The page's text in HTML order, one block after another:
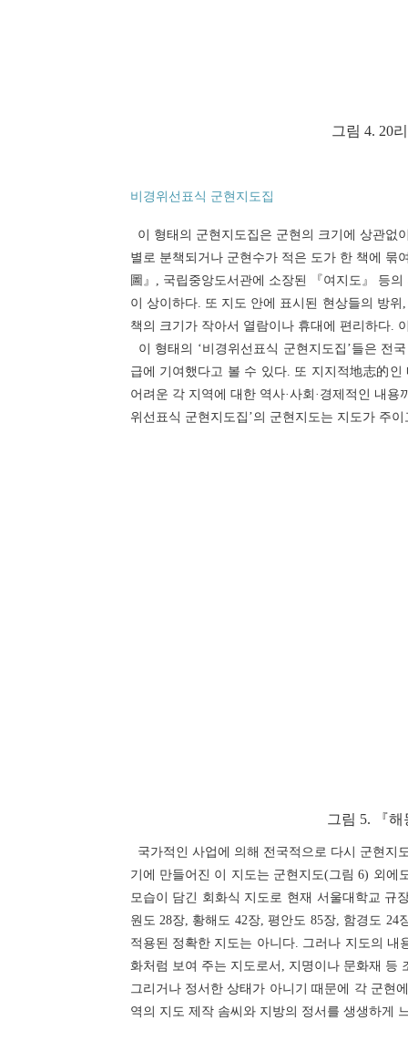
그림 4. 20
비경위선표식 군현지도집
이 형태의 군현지도집은 군현의 크기에 상관없
별로 분책되거나 군현수가 적은 도가 한 책에 묶
圖』, 국립중앙도서관에 소장된 『여지도』 등
이 상이하다. 또 지도 안에 표시된 현상들의 방
책의 크기가 작아서 열람이나 휴대에 편리하다.
이 형태의 ‘비경위선표식 군현지도집’들은 전
급에 기여했다고 볼 수 있다. 또 지지적地志的
어려운 각 지역에 대한 역사·사회·경제적인 내
위선표식 군현지도집’의 군현지도는 지도가 주
그림 5. 『
국가적인 사업에 의해 전국적으로 다시 군현지
기에 만들어진 이 지도는 군현지도(그림 6) 외
모습이 담긴 회화식 지도로 현재 서울대학교 규
원도 28장, 황해도 42장, 평안도 85장, 함경도
적용된 정확한 지도는 아니다. 그러나 지도의
화처럼 보여 주는 지도로서, 지명이나 문화재 등
그리거나 정서한 상태가 아니기 때문에 각 군현
역의 지도 제작 솜씨와 지방의 정서를 생생하게